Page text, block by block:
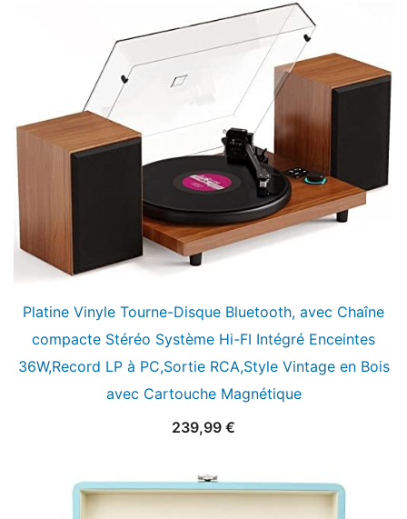
Platine Vinyle Tourne-Disque Bluetooth, avec Chaîne
compacte Stéréo Système Hi-FI Intégré Enceintes
36W,Record LP à PC,Sortie RCA,Style Vintage en Bois
avec Cartouche Magnétique
239,99 €